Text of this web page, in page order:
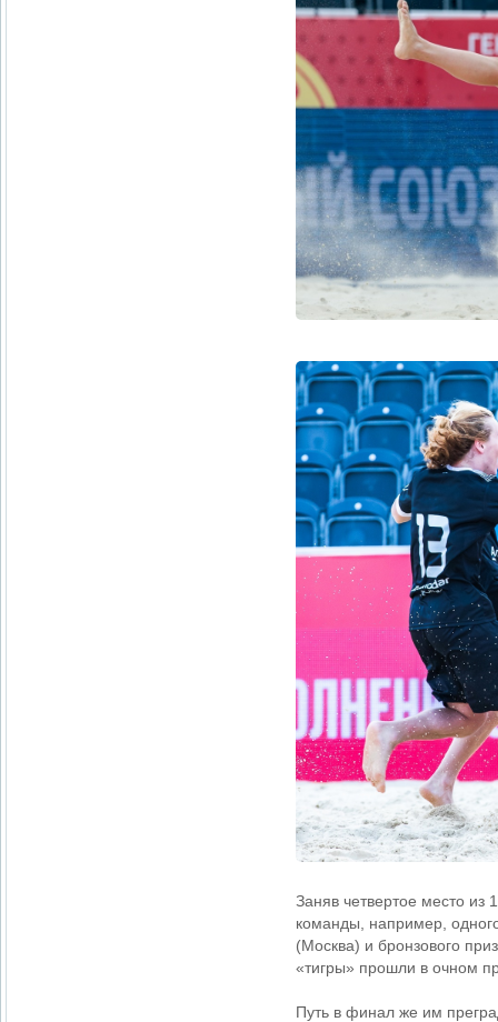
Заняв четвертое место из
команды, например,
(Москва) и бронзового
«тигры» прошли в очном
Путь в финал же им